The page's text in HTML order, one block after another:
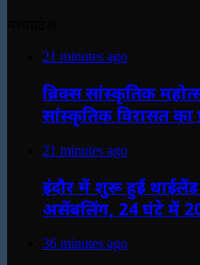
21 minutes ago
ब्रिक्स सांस्कृतिक
सांस्कृतिक विरासत का
21 minutes ago
इंदौर में शुरू हुई
असेंबलिंग, 24 घंटे में
36 minutes ago